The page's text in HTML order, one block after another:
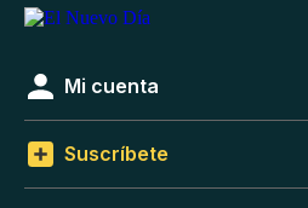
Mi cuenta
Suscríbete